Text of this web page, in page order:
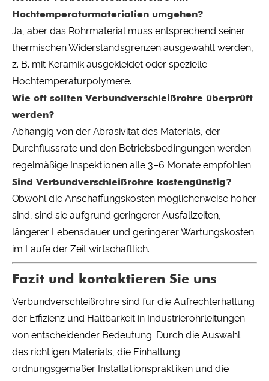
Hochtemperaturmaterialien umgehen?
Ja, aber das Rohrmaterial muss entsprechend seiner
thermischen Widerstandsgrenzen ausgewählt werden,
z. B. mit Keramik ausgekleidet oder spezielle
Hochtemperaturpolymere.
Wie oft sollten Verbundverschleißrohre überprüft
werden?
Abhängig von der Abrasivität des Materials, der
Durchflussrate und den Betriebsbedingungen werden
regelmäßige Inspektionen alle 3–6 Monate empfohlen.
Sind Verbundverschleißrohre kostengünstig?
Obwohl die Anschaffungskosten möglicherweise höher
sind, sind sie aufgrund geringerer Ausfallzeiten,
längerer Lebensdauer und geringerer Wartungskosten
im Laufe der Zeit wirtschaftlich.
Fazit und kontaktieren Sie uns
Verbundverschleißrohre sind für die Aufrechterhaltung
der Effizienz und Haltbarkeit in Industrierohrleitungen
von entscheidender Bedeutung. Durch die Auswahl
des richtigen Materials, die Einhaltung
ordnungsgemäßer Installationspraktiken und die